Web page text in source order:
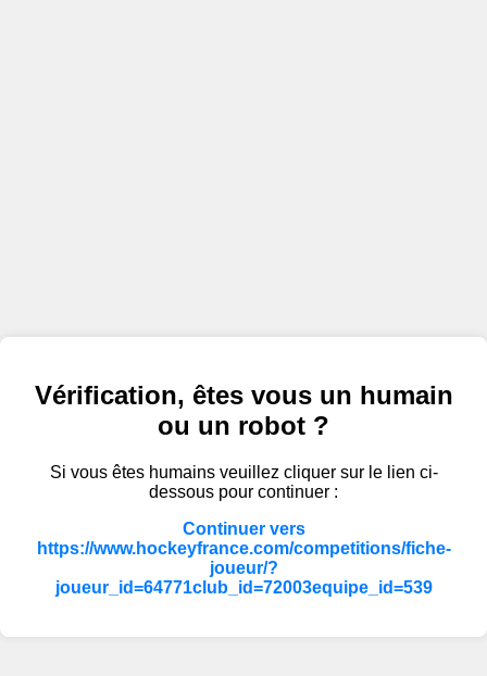
Vérification, êtes vous un humain
ou un robot ?
Si vous êtes humains veuillez cliquer sur le lien ci-
dessous pour continuer :
Continuer vers
https://www.hockeyfrance.com/competitions/fiche-
joueur/?
joueur_id=64771club_id=72003equipe_id=539